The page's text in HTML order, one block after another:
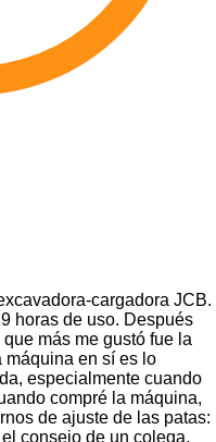
cargadora JCB.
horas de uso. Después
más me gustó fue la
máquina en sí es lo
especialmente cuando
compré la máquina,
de ajuste de las patas:
consejo de un colega,